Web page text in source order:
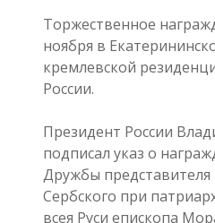
Торжественное
ноября в
кремлевской
России.
Президент России
подписал указ о
Дружбы представителя
Сербского при
всея Руси епископа